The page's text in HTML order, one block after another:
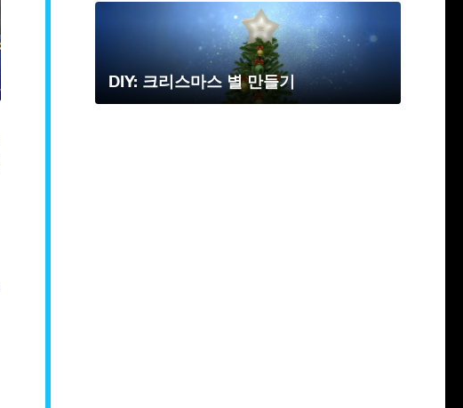
DIY: 크리스마스 별 만들기